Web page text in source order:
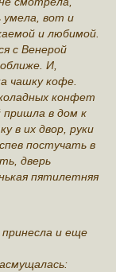
умела, вот и
и любимой.
с Венерой
И,
чашку кофе.
конфет
пришла в дом к
в их двор, руки
постучать в
дверь
пятилетняя
и еще